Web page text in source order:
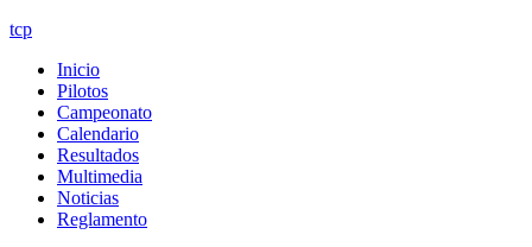
tcp
Inicio
Pilotos
Campeonato
Calendario
Resultados
Multimedia
Noticias
Reglamento